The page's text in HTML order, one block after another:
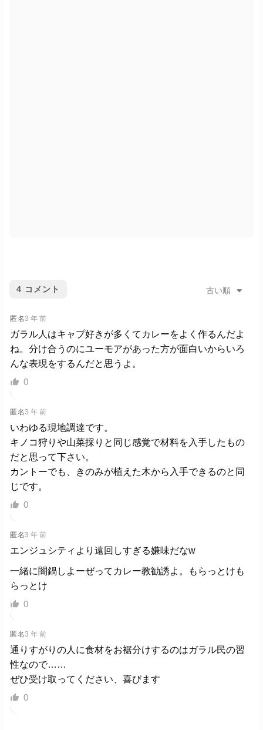
4 コメント 古い順
匿名3 年 前
ガラル人はキャプ好きが多くてカレーをよく作るんだよ
ね。分け合うのにユーモアがあった方が面白いからいろ
んな表現をするんだと思うよ。
0
匿名3 年 前
いわゆる現地調達です。
キノコ狩りや山菜採りと同じ感覚で材料を入手したもの
だと思って下さい。
カントーでも、きのみが植えた木から入手できるのと同
じです。
0
匿名3 年 前
エンジュシティより遠回しすぎる嫌味だなw
一緒に闇鍋しよーぜってカレー教勧誘よ。もらっとけも
らっとけ
0
匿名3 年 前
通りすがりの人に食材をお裾分けするのはガラル民の習
性なので……
ぜひ受け取ってください、喜びます
0